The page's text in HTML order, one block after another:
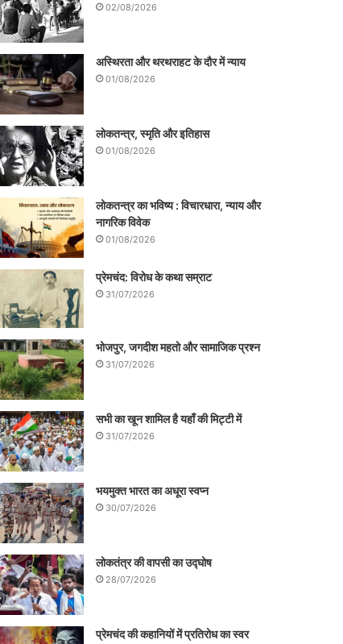
02/08/2026
अस्थिरता और थरथराहट के दौर में न्याय
01/08/2026
लोकतन्त्र, स्मृति और इतिहास
01/08/2026
लोकतन्त्र का भविष्य : विचारधारा, न्याय और
नागरिक विवेक
01/08/2026
प्रेमचंद: विरोध के कथा सम्राट
31/07/2026
भोजपुर, जगदीश महतो और सामाजिक प्रश्न
31/07/2026
सभी का खून शामिल है यहाँ की मिट्टी में
31/07/2026
भयमुक्त भारत का अधूरा स्वप्न
30/07/2026
लोकतंत्र की वापसी का उद्घोष
28/07/2026
प्रेमचंद की कहानियों में प्रतिरोध का स्वर